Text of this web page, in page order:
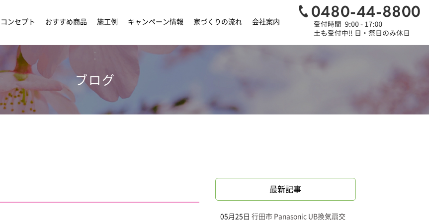
コンセプト おすすめ商品 施工例 キャンペーン情報 家づくりの流れ 会社案内
ブログ
最新記事
05月25日 行田市 Panasonic UB換気扇交